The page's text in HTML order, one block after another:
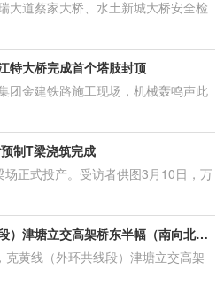
大道蔡家大桥、水土新城大桥安全检
特大桥完成首个塔肢封顶
团金建铁路施工现场，机械轰鸣声此
制T梁浇筑完成
正式投产。受访者供图3月10日，万
3月12日起 克黄线（外环共线段）津塘立交高架桥东半幅（南向北方向）启动维修施工
黄线（外环共线段）津塘立交高架